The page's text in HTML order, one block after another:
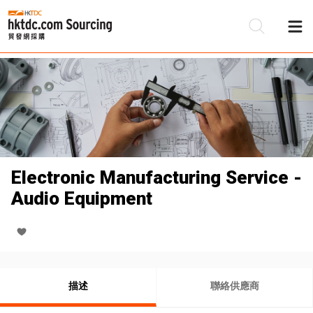
Electronic Manufacturing Service -
Audio Equipment
描述 聯絡供應商